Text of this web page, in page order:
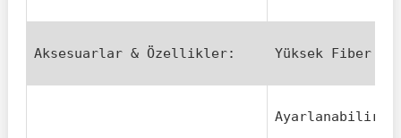
Aksesuarlar & Özellikler: Yüksek Fiber
Ayarlanabilir